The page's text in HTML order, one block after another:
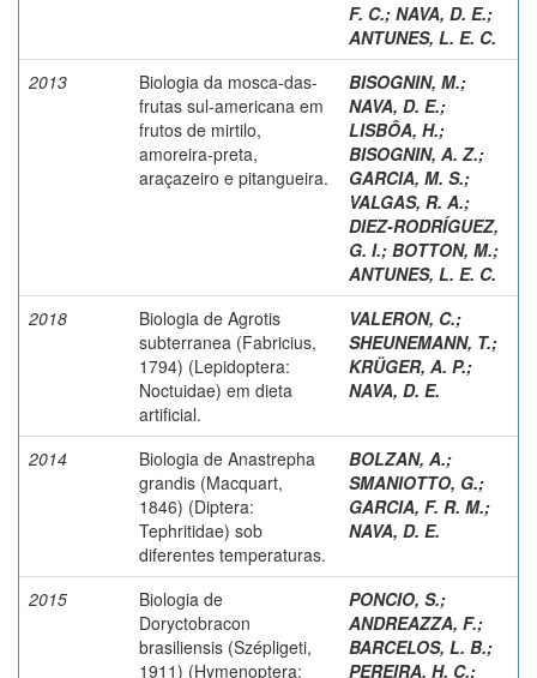
F. C.; NAVA, D. E.;
ANTUNES, L. E. C.
2013
Biologia da mosca-das-
frutas sul-americana em
frutos de mirtilo,
amoreira-preta,
araçazeiro e pitangueira.
BISOGNIN, M.;
NAVA, D. E.;
LISBÔA, H.;
BISOGNIN, A. Z.;
GARCIA, M. S.;
VALGAS, R. A.;
DIEZ-RODRÍGUEZ,
G. I.; BOTTON, M.;
ANTUNES, L. E. C.
2018
Biologia de Agrotis
subterranea (Fabricius,
1794) (Lepidoptera:
Noctuidae) em dieta
artificial.
VALERON, C.;
SHEUNEMANN, T.;
KRÜGER, A. P.;
NAVA, D. E.
2014
Biologia de Anastrepha
grandis (Macquart,
1846) (Diptera:
Tephritidae) sob
diferentes temperaturas.
BOLZAN, A.;
SMANIOTTO, G.;
GARCIA, F. R. M.;
NAVA, D. E.
2015
Biologia de
Doryctobracon
brasiliensis (Szépligeti,
1911) (Hymenoptera:
PONCIO, S.;
ANDREAZZA, F.;
BARCELOS, L. B.;
PEREIRA, H. C.;